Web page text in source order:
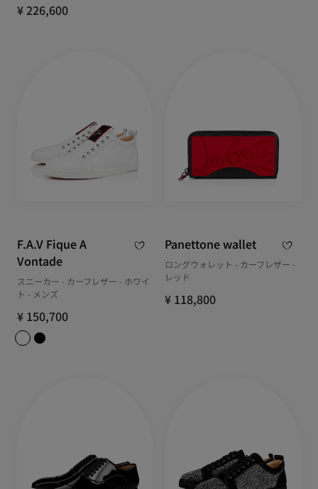
¥ 226,600
F.A.V Fique A
Vontade
スニーカー - カーフレザー - ホワイ
ト - メンズ
¥ 150,700
Panettone wallet
ロングウォレット - カーフレザー -
レッド
¥ 118,800